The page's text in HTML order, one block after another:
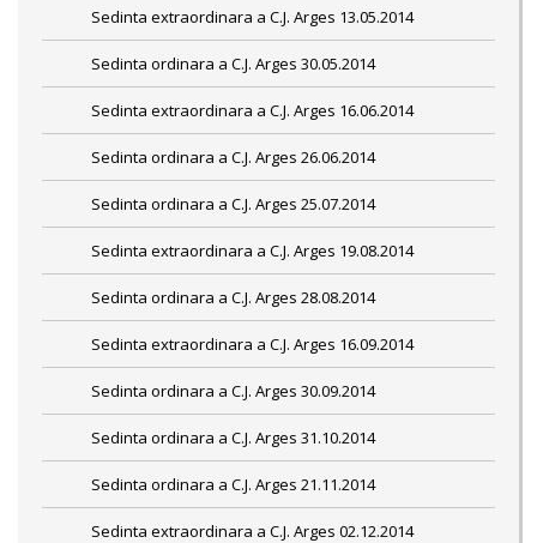
Sedinta extraordinara a C.J. Arges 13.05.2014
Sedinta ordinara a C.J. Arges 30.05.2014
Sedinta extraordinara a C.J. Arges 16.06.2014
Sedinta ordinara a C.J. Arges 26.06.2014
Sedinta ordinara a C.J. Arges 25.07.2014
Sedinta extraordinara a C.J. Arges 19.08.2014
Sedinta ordinara a C.J. Arges 28.08.2014
Sedinta extraordinara a C.J. Arges 16.09.2014
Sedinta ordinara a C.J. Arges 30.09.2014
Sedinta ordinara a C.J. Arges 31.10.2014
Sedinta ordinara a C.J. Arges 21.11.2014
Sedinta extraordinara a C.J. Arges 02.12.2014